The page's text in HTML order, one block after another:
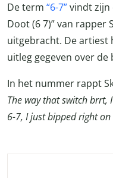
De term “6-7”vindt zijn
Doot (6 7)” van rapper
uitgebracht. De artiest
uitleg gegeven over de
In het nummer rappt
The way that switch brrt,
6-7, I just bipped right